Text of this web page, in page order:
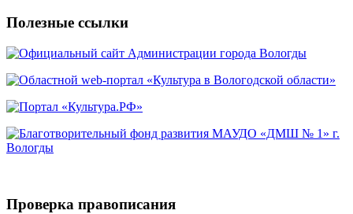
Полезные ссылки
Проверка правописания